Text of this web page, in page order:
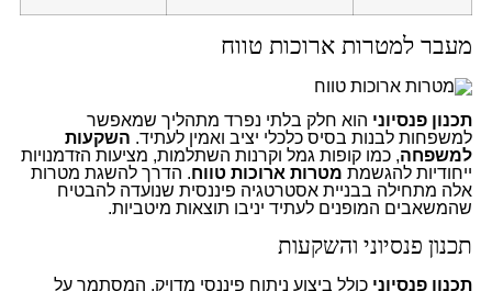
מעבר למטרות ארוכות טווח
תכנון פנסיוני הוא חלק בלתי נפרד מתהליך שמאפשר
למשפחות לבנות בסיס כלכלי יציב ואמין לעתיד. השקעות
למשפחה, כמו קופות גמל וקרנות השתלמות, מציעות הזדמנויות
ייחודיות להגשמת מטרות ארוכות טווח. הדרך להשגת מטרות
אלה מתחילה בבניית אסטרטגיה פיננסית שנועדה להבטיח
שהמשאבים המופנים לעתיד יניבו תוצאות מיטביות.
תכנון פנסיוני והשקעות
תכנון פנסיוני כולל ביצוע ניתוח פיננסי מדויק, המסתמך על